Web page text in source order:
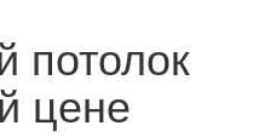
потолок
цене